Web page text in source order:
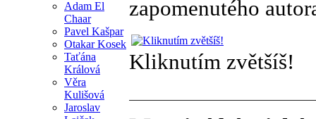
Adam El
Chaar
Pavel Kašpar
Otakar Kosek
Taťána
Králová
Věra
Kulišová
Jaroslav
zapomenutého
Kliknutím zvětšíš!